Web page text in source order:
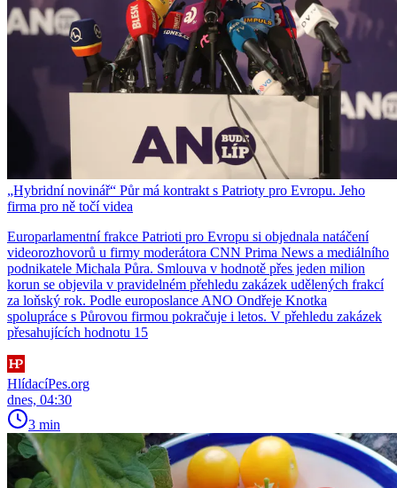
„Hybridní novinář“ Půr má kontrakt s Patrioty pro Evropu. Jeho
firma pro ně točí videa
Europarlamentní frakce Patrioti pro Evropu si objednala natáčení
videorozhovorů u firmy moderátora CNN Prima News a mediálního
podnikatele Michala Půra. Smlouva v hodnotě přes jeden milion
korun se objevila v pravidelném přehledu zakázek udělených frakcí
za loňský rok. Podle europoslance ANO Ondřeje Knotka
spolupráce s Půrovou firmou pokračuje i letos. V přehledu zakázek
přesahujících hodnotu 15
HlídacíPes.org
dnes, 04:30
3 min